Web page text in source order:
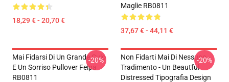
18,29 € - 20,70 €
Maglie RB0811
37,67 € - 44,11 €
Mai Fidarsi Di Un Grande Culo
E Un Sorriso Pullover Felpa
RB0811
-20%
Non Fidarti Mai Di Nessuno -
Tradimento - Un Beautful
Distressed Tipografia Design
-20%